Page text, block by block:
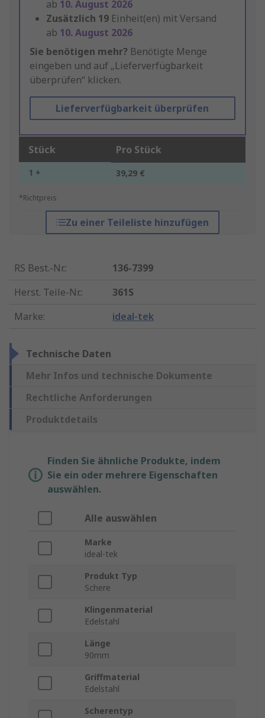
ab 10. August 2026
Zusätzlich 19 Einheit(en) mit Versand
ab 10. August 2026
Sie benötigen mehr? Benötigte Menge
eingeben und auf „Lieferverfügbarkeit
überprüfen“ klicken.
Lieferverfügbarkeit überprüfen
Stück Pro Stück
1 + 39,29 €
*Richtpreis
Zu einer Teileliste hinzufügen
RS Best.-Nr.:
136-7399
Herst. Teile-Nr.:
361S
Marke: ideal-tek
Technische Daten
Mehr Infos und technische Dokumente
Rechtliche Anforderungen
Produktdetails
Finden Sie ähnliche Produkte, indem
Sie ein oder mehrere Eigenschaften
auswählen.
Alle auswählen
Marke
ideal-tek
Produkt Typ
Schere
Klingenmaterial
Edelstahl
Länge
90mm
Griffmaterial
Edelstahl
Scherentyp